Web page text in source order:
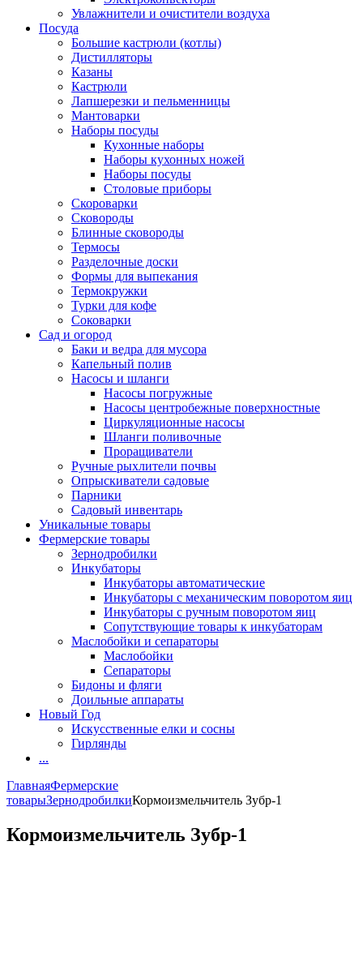
Увлажнители и очистители воздуха
Посуда
Большие кастрюли (котлы)
Дистилляторы
Казаны
Кастрюли
Лапшерезки и пельменницы
Мантоварки
Наборы посуды
Кухонные наборы
Наборы кухонных ножей
Наборы посуды
Столовые приборы
Скороварки
Сковороды
Блинные сковороды
Термосы
Разделочные доски
Формы для выпекания
Термокружки
Турки для кофе
Соковарки
Сад и огород
Баки и ведра для мусора
Капельный полив
Насосы и шланги
Насосы погружные
Насосы центробежные поверхностные
Циркуляционные насосы
Шланги поливочные
Проращиватели
Ручные рыхлители почвы
Опрыскиватели садовые
Парники
Садовый инвентарь
Уникальные товары
Фермерские товары
Зернодробилки
Инкубаторы
Инкубаторы автоматические
Инкубаторы с механическим поворотом яиц
Инкубаторы с ручным поворотом яиц
Сопутствующие товары к инкубаторам
Маслобойки и сепараторы
Маслобойки
Сепараторы
Бидоны и фляги
Доильные аппараты
Новый Год
Искусственные елки и сосны
Гирлянды
...
ГлавнаяФермерские
товарыЗернодробилкиКормоизмельчитель Зубр-1
Кормоизмельчитель Зубр-1